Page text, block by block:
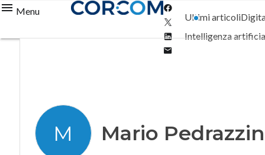
Menu
Twitter
Linkedin
Ultimi articoli
Intelligenza
M Mario